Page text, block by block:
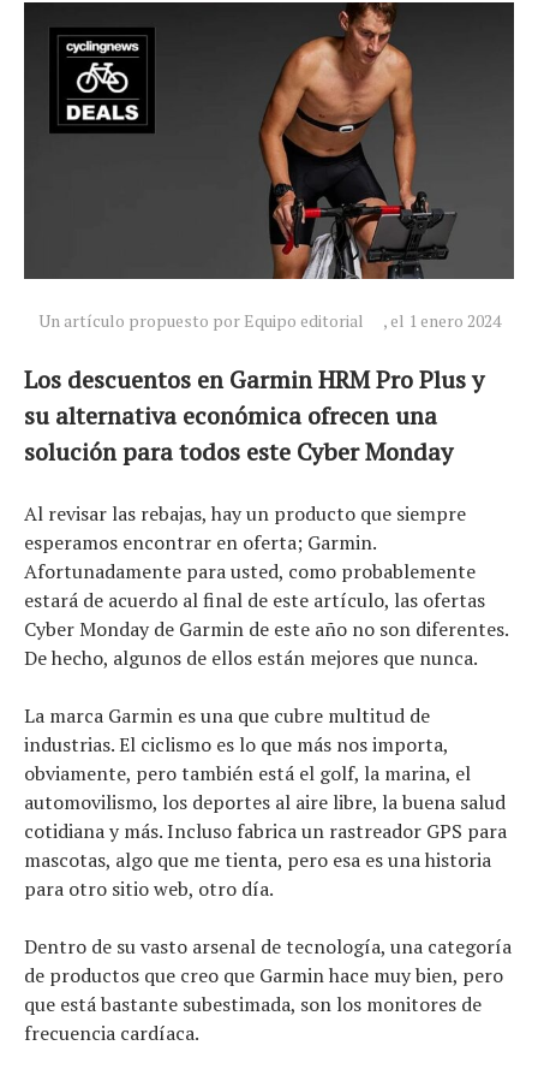
Un artículo propuesto por Equipo editorial , el 1 enero 2024
Los descuentos en Garmin HRM Pro Plus y
su alternativa económica ofrecen una
solución para todos este Cyber ​​Monday
Al revisar las rebajas, hay un producto que siempre
esperamos encontrar en oferta; Garmin.
Afortunadamente para usted, como probablemente
estará de acuerdo al final de este artículo, las ofertas
Cyber ​​Monday de Garmin de este año no son diferentes.
De hecho, algunos de ellos están mejores que nunca.
La marca Garmin es una que cubre multitud de
industrias. El ciclismo es lo que más nos importa,
obviamente, pero también está el golf, la marina, el
automovilismo, los deportes al aire libre, la buena salud
cotidiana y más. Incluso fabrica un rastreador GPS para
mascotas, algo que me tienta, pero esa es una historia
para otro sitio web, otro día.
Dentro de su vasto arsenal de tecnología, una categoría
de productos que creo que Garmin hace muy bien, pero
que está bastante subestimada, son los monitores de
frecuencia cardíaca.
Noticias
Tecnologías
Revisión de productos
Consejo
Tendencias
Artículos
El equipo